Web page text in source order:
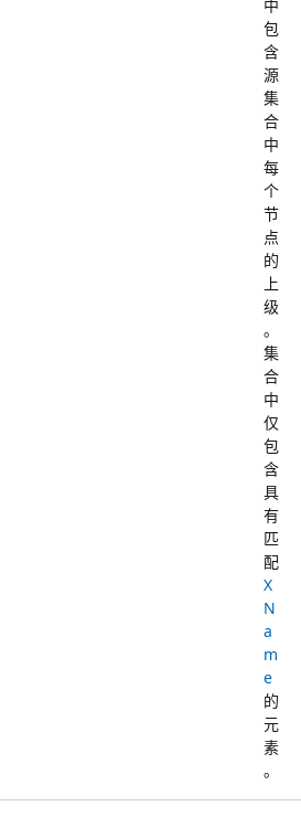
中
包
含
源
集
合
中
每
个
节
点
的
上
级
。
集
合
中
仅
包
含
具
有
匹
配
X
N
a
m
e
的
元
素
。